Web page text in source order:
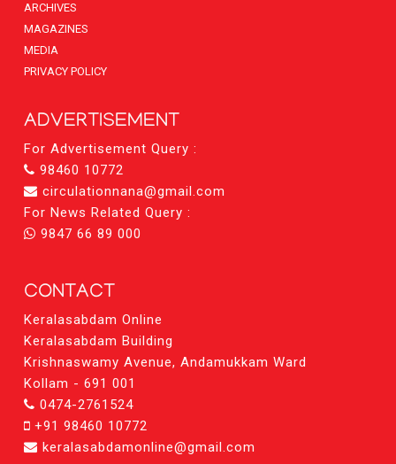
ARCHIVES
MAGAZINES
MEDIA
PRIVACY POLICY
ADVERTISEMENT
For Advertisement Query :
98460 10772
circulationnana@gmail.com
For News Related Query :
9847 66 89 000
CONTACT
Keralasabdam Online
Keralasabdam Building
Krishnaswamy Avenue, Andamukkam Ward
Kollam - 691 001
0474-2761524
+91 98460 10772
keralasabdamonline@gmail.com